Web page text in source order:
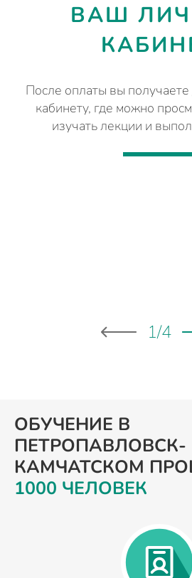
ВАШ
После оплаты вы
кабинету, где можно
изучать лекции и
1/4
ОБУЧЕНИЕ В
ПЕТРОПАВЛОВСК-
КАМЧАТСКОМ
1000 ЧЕЛОВЕК